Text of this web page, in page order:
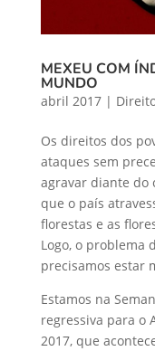
MEXEU COM
MUNDO
abril 2017|
Os direitos dos
ataques sem
agravar diante do
que o país
florestas e as
Logo, o problema
precisamos estar
Estamos na
regressiva para o
2017, que